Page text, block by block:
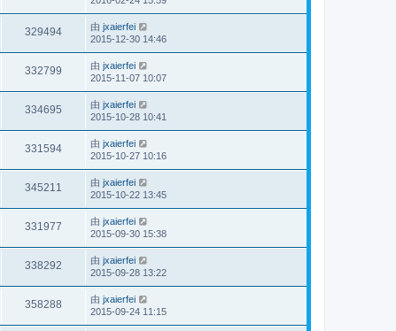
329494 由 jxaierfei
2015-12-30 14:46
332799 由 jxaierfei
2015-11-07 10:07
334695 由 jxaierfei
2015-10-28 10:41
331594 由 jxaierfei
2015-10-27 10:16
345211 由 jxaierfei
2015-10-22 13:45
331977 由 jxaierfei
2015-09-30 15:38
338292 由 jxaierfei
2015-09-28 13:22
358288 由 jxaierfei
2015-09-24 11:15